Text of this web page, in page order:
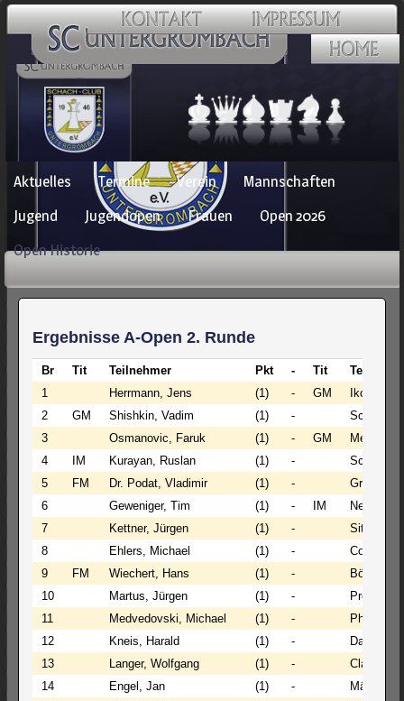
Navigation
überspringen
Aktuelles Termine Verein
Mannschaften
Jugend
Jugendopen Frauen
Open 2026
Open Historie
Ergebnisse A-Open 2. Runde
Br Tit Teilnehmer Pkt - Tit
1
Herrmann, Jens (1) - GM
2
GM Shishkin, Vadim (1) -
Schmidt,
3
Osmanovic, Faruk (1) - GM
Meijers,
4
IM Kurayan, Ruslan (1) -
Schott,
5
FM Dr. Podat, Vladimir (1) -
6
Geweniger, Tim (1) - IM
7
Kettner, Jürgen (1) -
Sitzler,
8
Ehlers, Michael (1) -
Cofmann,
9
FM Wiechert, Hans (1) -
Böttcher,
10
Martus, Jürgen (1) -
Prestel,
11
Medvedovski, Michael (1) -
Pham,
12
Kneis, Harald (1) -
Dauner,
13
Langer, Wolfgang (1) -
Clauß,
14
Engel, Jan (1) -
Mädler,